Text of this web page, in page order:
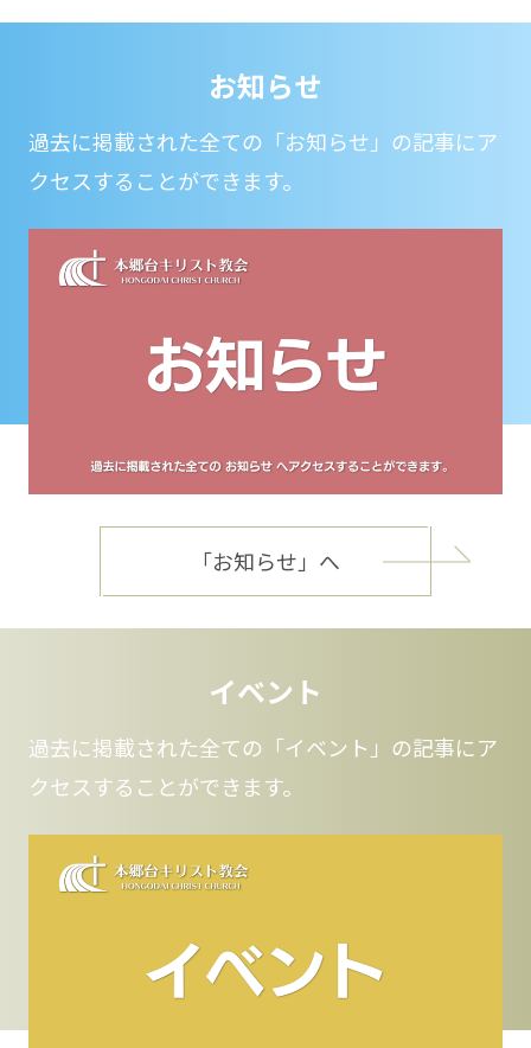
お知らせ
過去に掲載された全ての「お知らせ」の記事にア
クセスすることができます。
「お知らせ」へ
イベント
過去に掲載された全ての「イベント」の記事にア
クセスすることができます。